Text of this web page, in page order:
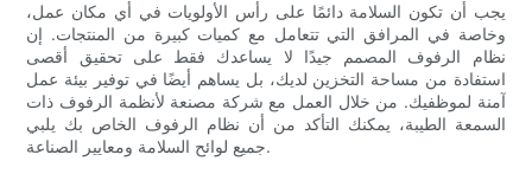
يجب أن تكون السلامة دائمًا على رأس الأولويات في أي مكان عمل،
وخاصة في المرافق التي تتعامل مع كميات كبيرة من المنتجات. إن
نظام الرفوف المصمم جيدًا لا يساعدك فقط على تحقيق أقصى
استفادة من مساحة التخزين لديك، بل يساهم أيضًا في توفير بيئة عمل
آمنة لموظفيك. من خلال العمل مع شركة مصنعة لأنظمة الرفوف ذات
السمعة الطيبة، يمكنك التأكد من أن نظام الرفوف الخاص بك يلبي
جميع لوائح السلامة ومعايير الصناعة.